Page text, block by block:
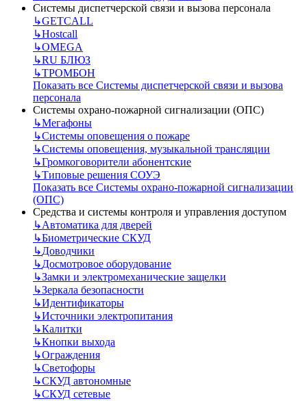
Системы диспетчерской связи и вызова персонала
↳GETCALL
↳Hostcall
↳OMEGA
↳RU БЛЮЗ
↳ТРОМБОН
Показать все Системы диспетчерской связи и вызова
персонала
Системы охрано-пожарной сигнализации (ОПС)
↳Мегафоны
↳Системы оповещения о пожаре
↳Системы оповещения, музыкальной трансляции
↳Громкоговорители абонентские
↳Типовые решения СОУЭ
Показать все Системы охрано-пожарной сигнализации
(ОПС)
Средства и системы контроля и управления доступом
↳Автоматика для дверей
↳Биометрические СКУД
↳Доводчики
↳Досмотровое оборудование
↳Замки и электромеханические защелки
↳Зеркала безопасности
↳Идентификаторы
↳Источники электропитания
↳Калитки
↳Кнопки выхода
↳Ограждения
↳Светофоры
↳СКУД автономные
↳СКУД сетевые